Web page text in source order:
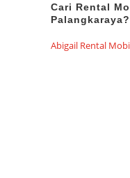
Cari Rental
Abigail Rental